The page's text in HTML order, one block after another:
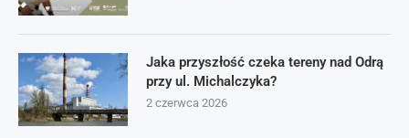
Jaka przyszłość czeka tereny nad Odrą
przy ul. Michalczyka?
2 czerwca 2026